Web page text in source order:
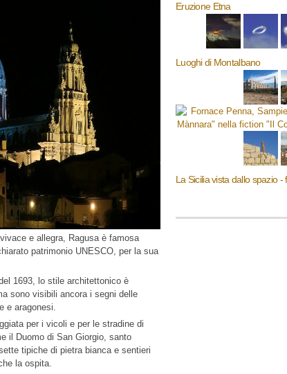
e allegra, Ragusa è famosa
patrimonio UNESCO, per la sua
1693, lo stile architettonico è
sono visibili ancora i segni delle
e aragonesi.
per i vicoli e per le stradine di
il Duomo di San Giorgio, santo
tipiche di pietra bianca e sentieri
la ospita.
Eruzione Etna
Luoghi di Montalbano
La Sicilia vista dallo spazio